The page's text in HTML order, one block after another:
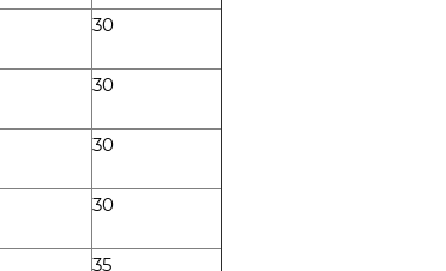
30
30
30
30
35